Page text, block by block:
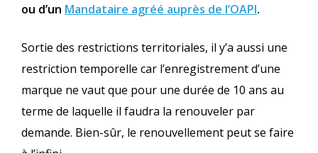
ou d’un Mandataire agréé auprès de l’OAPI.
Sortie des restrictions territoriales, il y’a aussi une
restriction temporelle car l’enregistrement d’une
marque ne vaut que pour une durée de 10 ans au
terme de laquelle il faudra la renouveler par
demande. Bien-sûr, le renouvellement peut se faire